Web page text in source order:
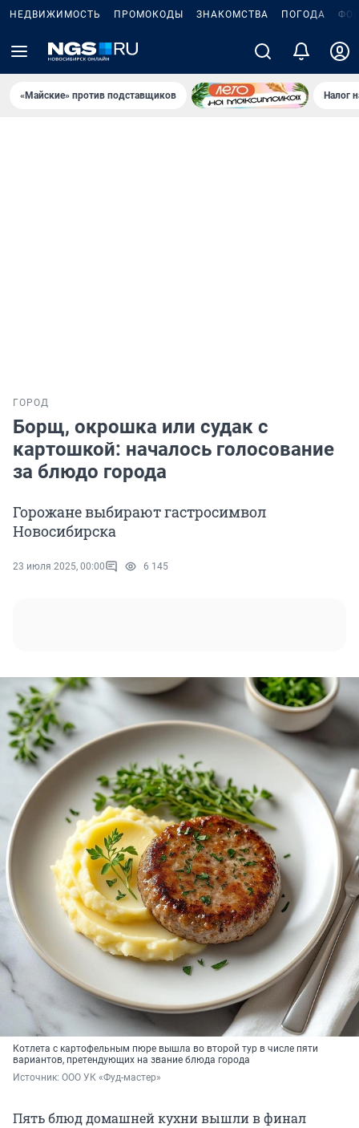
НЕДВИЖИМОСТЬ ПРОМОКОДЫ ЗНАКОМСТВА ПОГОДА
«Майские» против подставщиков Налог
ГОРОД
Борщ, окрошка или судак с
картошкой: началось голосование
за блюдо города
Горожане выбирают гастросимвол
Новосибирска
23 июля 2025, 00:00 6 145
Котлета с картофельным пюре вышла во второй тур в числе пяти
вариантов, претендующих на звание блюда города
Источник: ООО УК «Фуд-мастер»
Пять блюд домашней кухни вышли в финал